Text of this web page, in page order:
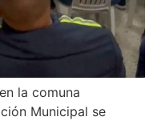
la comuna
Municipal se